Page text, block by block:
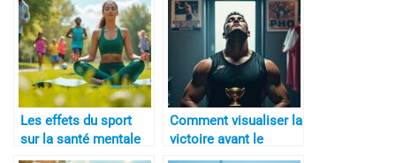
Les effets du sport
sur la santé mentale
Comment visualiser la
victoire avant le
match